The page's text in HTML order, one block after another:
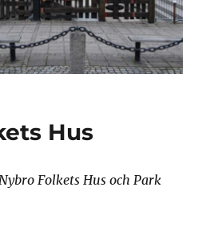
Hus
Folkets Hus och Park